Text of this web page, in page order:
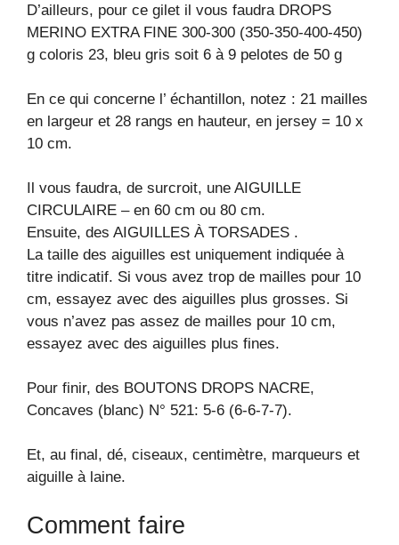
D’ailleurs, pour ce gilet il vous faudra DROPS
MERINO EXTRA FINE 300-300 (350-350-400-450)
g coloris 23, bleu gris soit 6 à 9 pelotes de 50 g
En ce qui concerne l’ échantillon, notez : 21 mailles
en largeur et 28 rangs en hauteur, en jersey = 10 x
10 cm.
Il vous faudra, de surcroit, une AIGUILLE
CIRCULAIRE – en 60 cm ou 80 cm.
Ensuite, des AIGUILLES À TORSADES .
La taille des aiguilles est uniquement indiquée à
titre indicatif. Si vous avez trop de mailles pour 10
cm, essayez avec des aiguilles plus grosses. Si
vous n’avez pas assez de mailles pour 10 cm,
essayez avec des aiguilles plus fines.
Pour finir, des BOUTONS DROPS NACRE,
Concaves (blanc) N° 521: 5-6 (6-6-7-7).
Et, au final, dé, ciseaux, centimètre, marqueurs et
aiguille à laine.
Comment faire